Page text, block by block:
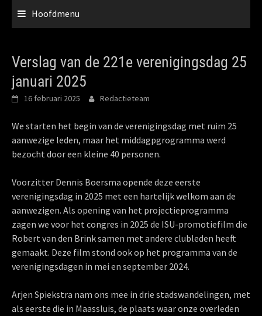
Hoofdmenu
Verslag van de 221e verenigingsdag 25
januari 2025
16 februari 2025 Redactieteam
We starten het begin van de verenigingsdag met ruim 25
aanwezige leden, maar het middagpgrogramma werd
bezocht door een kleine 40 personen.
Voorzitter Dennis Boersma opende deze eerste
verenigingsdag in 2025 met een hartelijk welkom aan de
aanwezigen. Als opening van het projectieprogramma
zagen we voor het congres in 2025 de ISU-promotiefilm die
Robert van den Brink samen met andere clubleden heeft
gemaakt. Deze film stond ook op het programma van de
verenigingsdagen in mei en september 2024.
Arjen Spiekstra nam ons mee in drie stadswandelingen, met
als eerste die in Maassluis, de plaats waar onze overleden